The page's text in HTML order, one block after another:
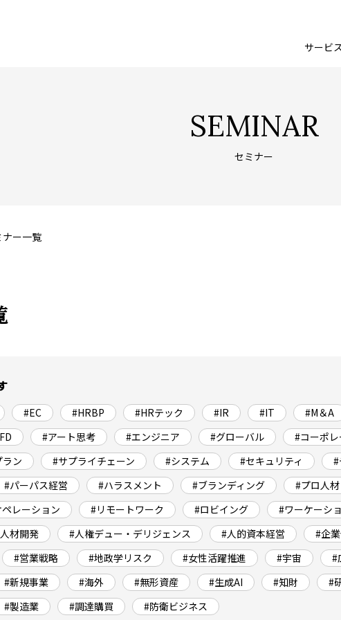
サービ
SEMINAR
セミナー
ナー一覧
#EC #HRBP #HRテック #IR #IT #M＆A
#アート思考 #エンジニア #グローバル #コーポ
ン
#サプライチェーン #システム #セキュリティ #
#パーパス経営 #ハラスメント #ブランディング #プロ人材
レーション
#リモートワーク #ロビイング #ワーケーシ
材開発 #人権デュー・デリジェンス #人的資本経営 #企
#営業戦略 #地政学リスク #女性活躍推進 #宇宙 #
#新規事業 #海外 #無形資産 #生成AI #知財 #
#製造業 #調達購買 #防衛ビジネス